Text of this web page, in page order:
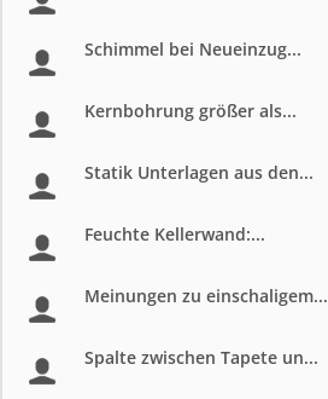
Schimmel bei Neueinzug...
Kernbohrung größer als...
Statik Unterlagen aus den...
Feuchte Kellerwand:...
Meinungen zu einschaligem...
Spalte zwischen Tapete un...